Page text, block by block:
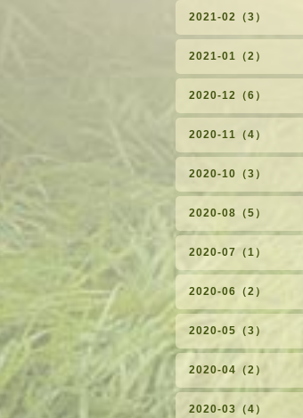
2021-02（3）
2021-01（2）
2020-12（6）
2020-11（4）
2020-10（3）
2020-08（5）
2020-07（1）
2020-06（2）
2020-05（3）
2020-04（2）
2020-03（4）